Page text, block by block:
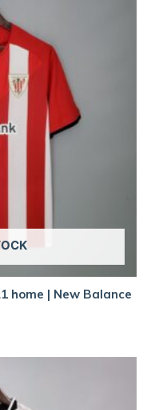
home | New Balance